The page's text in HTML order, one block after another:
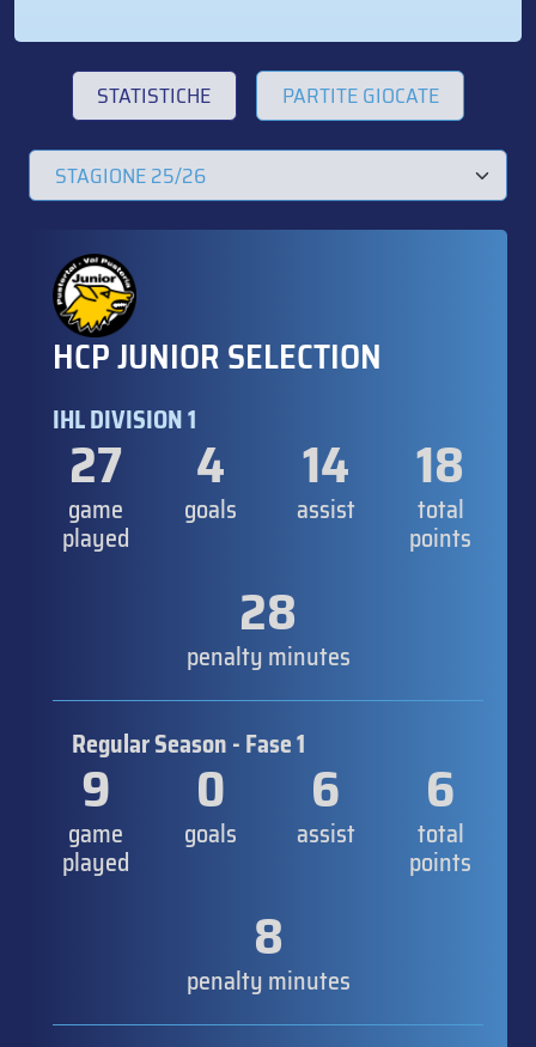
STATISTICHE PARTITE GIOCATE
HCP JUNIOR SELECTION
IHL DIVISION 1
27
game
played
4
goals
14
assist
18
total
points
28
penalty minutes
Regular Season - Fase 1
9
game
played
0
goals
6
assist
6
total
points
8
penalty minutes